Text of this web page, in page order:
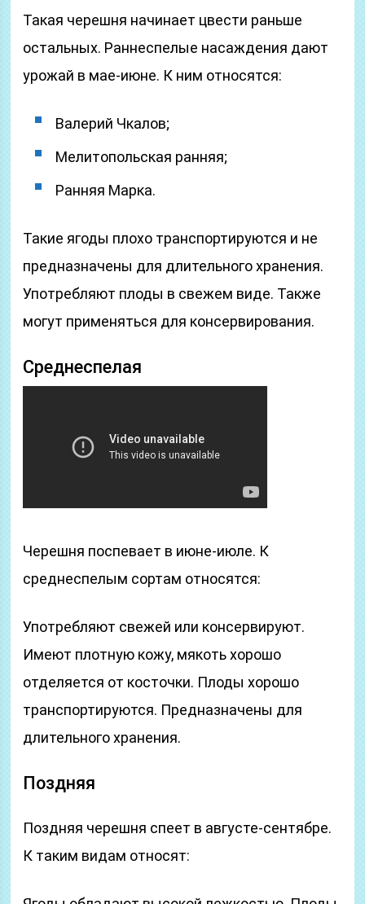
Такая черешня начинает цвести раньше
остальных. Раннеспелые насаждения дают
урожай в мае-июне. К ним относятся:
Валерий Чкалов;
Мелитопольская ранняя;
Ранняя Марка.
Такие ягоды плохо транспортируются и не
предназначены для длительного хранения.
Употребляют плоды в свежем виде. Также
могут применяться для консервирования.
Среднеспелая
Черешня поспевает в июне-июле. К
среднеспелым сортам относятся:
Употребляют свежей или консервируют.
Имеют плотную кожу, мякоть хорошо
отделяется от косточки. Плоды хорошо
транспортируются. Предназначены для
длительного хранения.
Поздняя
Поздняя черешня спеет в августе-сентябре.
К таким видам относят: